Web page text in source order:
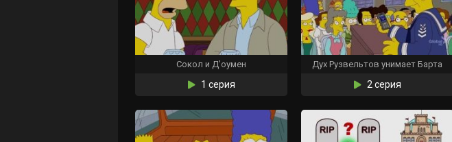
Сокол и Д’оумен
1 серия
Дух Рузвельтов унимает Барта
2 серия